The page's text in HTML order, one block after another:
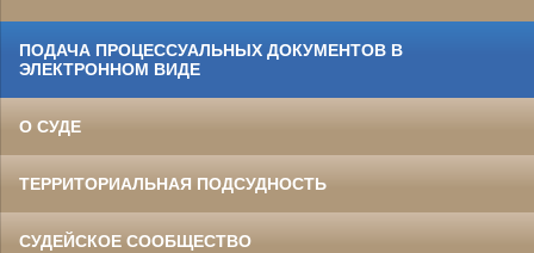
ПОДАЧА ПРОЦЕССУАЛЬНЫХ ДОКУМЕНТОВ В
ЭЛЕКТРОННОМ ВИДЕ
О СУДЕ
ТЕРРИТОРИАЛЬНАЯ ПОДСУДНОСТЬ
СУДЕЙСКОЕ СООБЩЕСТВО